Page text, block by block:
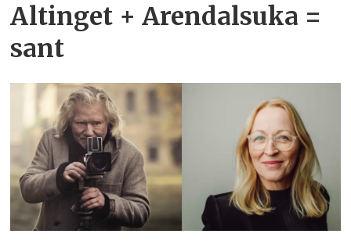
Altinget + Arendalsuka =
sant